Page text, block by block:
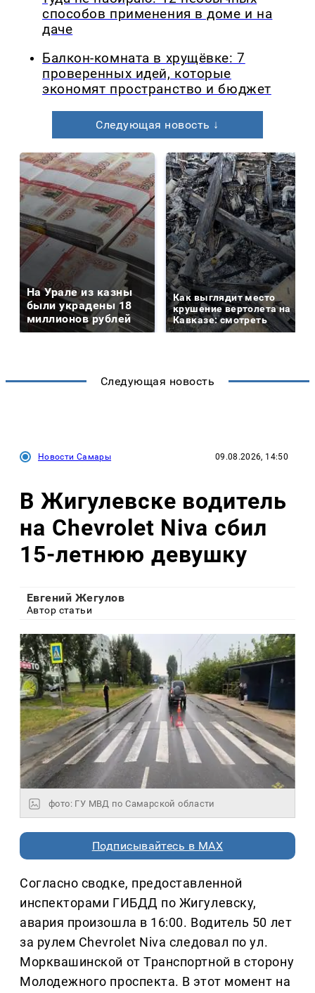
способов применения в доме и на
даче
Балкон-комната в хрущёвке: 7
проверенных идей, которые
экономят пространство и бюджет
Следующая новость ↓
На Урале из казны
были украдены 18
миллионов рублей
Как выглядит место
крушение вертолета на
Кавказе: смотреть
Следующая новость
Новости Самары 09.08.2026, 14:50
В Жигулевске водитель
на Chevrolet Niva сбил
15-летнюю девушку
Евгений Жегулов
Автор статьи
фото: ГУ МВД по Самарской области
Подписывайтесь в MAX
Согласно сводке, предоставленной
инспекторами ГИБДД по Жигулевску,
авария произошла в 16:00. Водитель 50 лет
за рулем Chevrolet Niva следовал по ул.
Морквашинской от Транспортной в сторону
Молодежного проспекта. В этот момент на